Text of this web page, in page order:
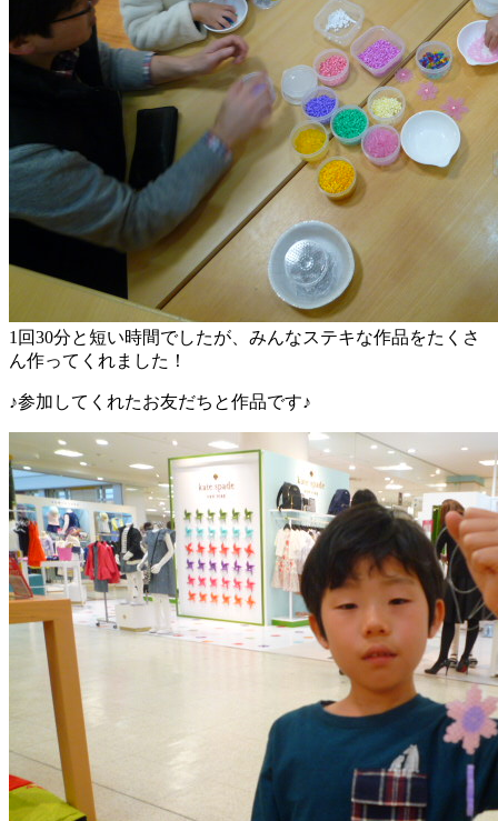
1回30分と短い時間でしたが、みんなステキな作品をたくさ
ん作ってくれました！
♪参加してくれたお友だちと作品です♪